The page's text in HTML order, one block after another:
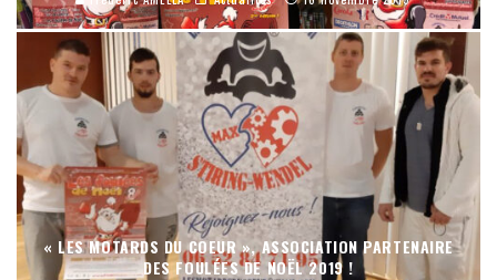
« LES MOTARDS DU COEUR », ASSOCIATION PARTENAIRE
DES FOULÉES DE NOËL 2019 !